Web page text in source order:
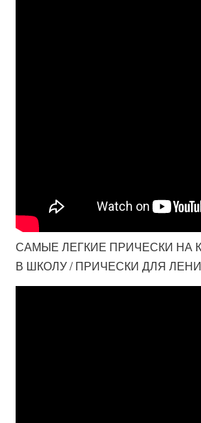
САМЫЕ ЛЕГКИЕ ПРИЧЕСКИ НА
В ШКОЛУ / ПРИЧЕСКИ ДЛЯ